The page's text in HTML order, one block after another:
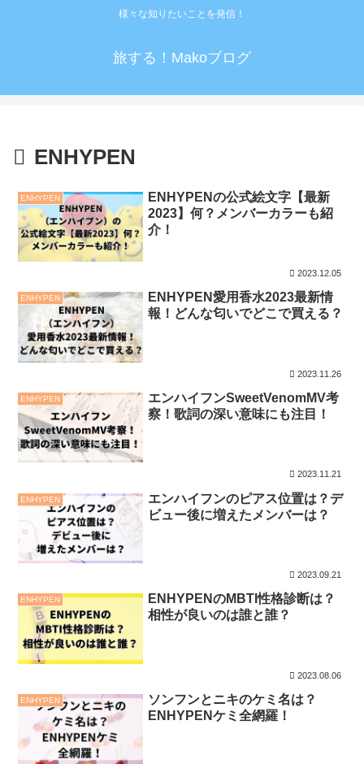
様々な知りたいことを発信！
旅する！Makoブログ
ENHYPEN
ENHYPEN
ENHYPENの公式絵文字【最新
2023】何？メンバーカラーも紹
介！
2023.12.05
ENHYPEN
ENHYPEN愛用香水2023最新情
報！どんな匂いでどこで買える？
2023.11.26
ENHYPEN
エンハイフンSweetVenomMV考
察！歌詞の深い意味にも注目！
2023.11.21
ENHYPEN
エンハイフンのピアス位置は？デ
ビュー後に増えたメンバーは？
2023.09.21
ENHYPEN
ENHYPENのMBTI性格診断は？
相性が良いのは誰と誰？
2023.08.06
ENHYPEN
ソンフンとニキのケミ名は？
ENHYPENケミ全網羅！